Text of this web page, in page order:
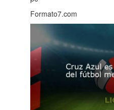
Formato7.com